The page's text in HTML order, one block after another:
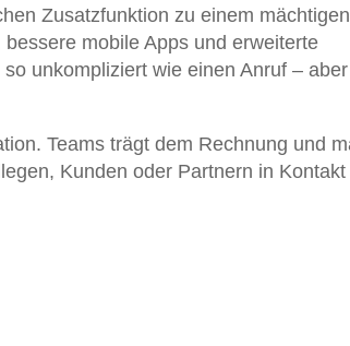
Zusatzfunktion zu einem mächtigen
mobile Apps und erweiterte
unkompliziert wie einen Anruf –
Teams trägt dem Rechnung und
Kunden oder Partnern in Kontakt